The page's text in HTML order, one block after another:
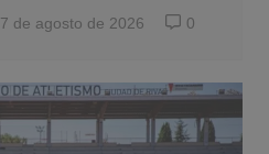
7 de agosto de 2026 0